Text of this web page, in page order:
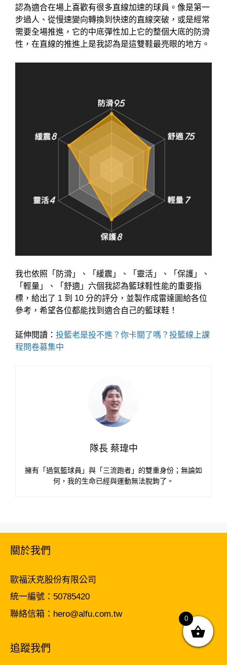
認為適合在場上喜歡有很多直線加速的球員。像是第一
步過人、從慢速變向轉換到快速的直線突破，或是經常
需要全場推進，它的中底彈性加上它的整個大底的防滑
性，在直線的推進上是我認為是這雙鞋最亮眼的地方。
我也依照「防滑」、「緩震」、「靈活」、「保護」、
「輕量」、「舒適」六個我認為籃球鞋性能的重要指
標，給出了 1 到 10 分的評分，並製作成雷達圖給各位
參考，希望各位都能找到適合自己的籃球鞋！
延伸閱讀： 投籃老是投不進？你卡關了嗎？投籃線上課
程問卷募集中
隊長 蔡瑋中
擁有「過氣籃球員」與「三流跑者」的雙重身份；無論如
何，我的生命已經與運動無法脫鉤了。
關於我們
歐福沃克股份有限公司
統一編號：50785420
聯絡信箱：hero@alfu.com.tw
追蹤我們
0